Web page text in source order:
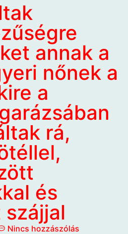
annak a
nőnek a
a
rá,
és
Nincs hozzászólás